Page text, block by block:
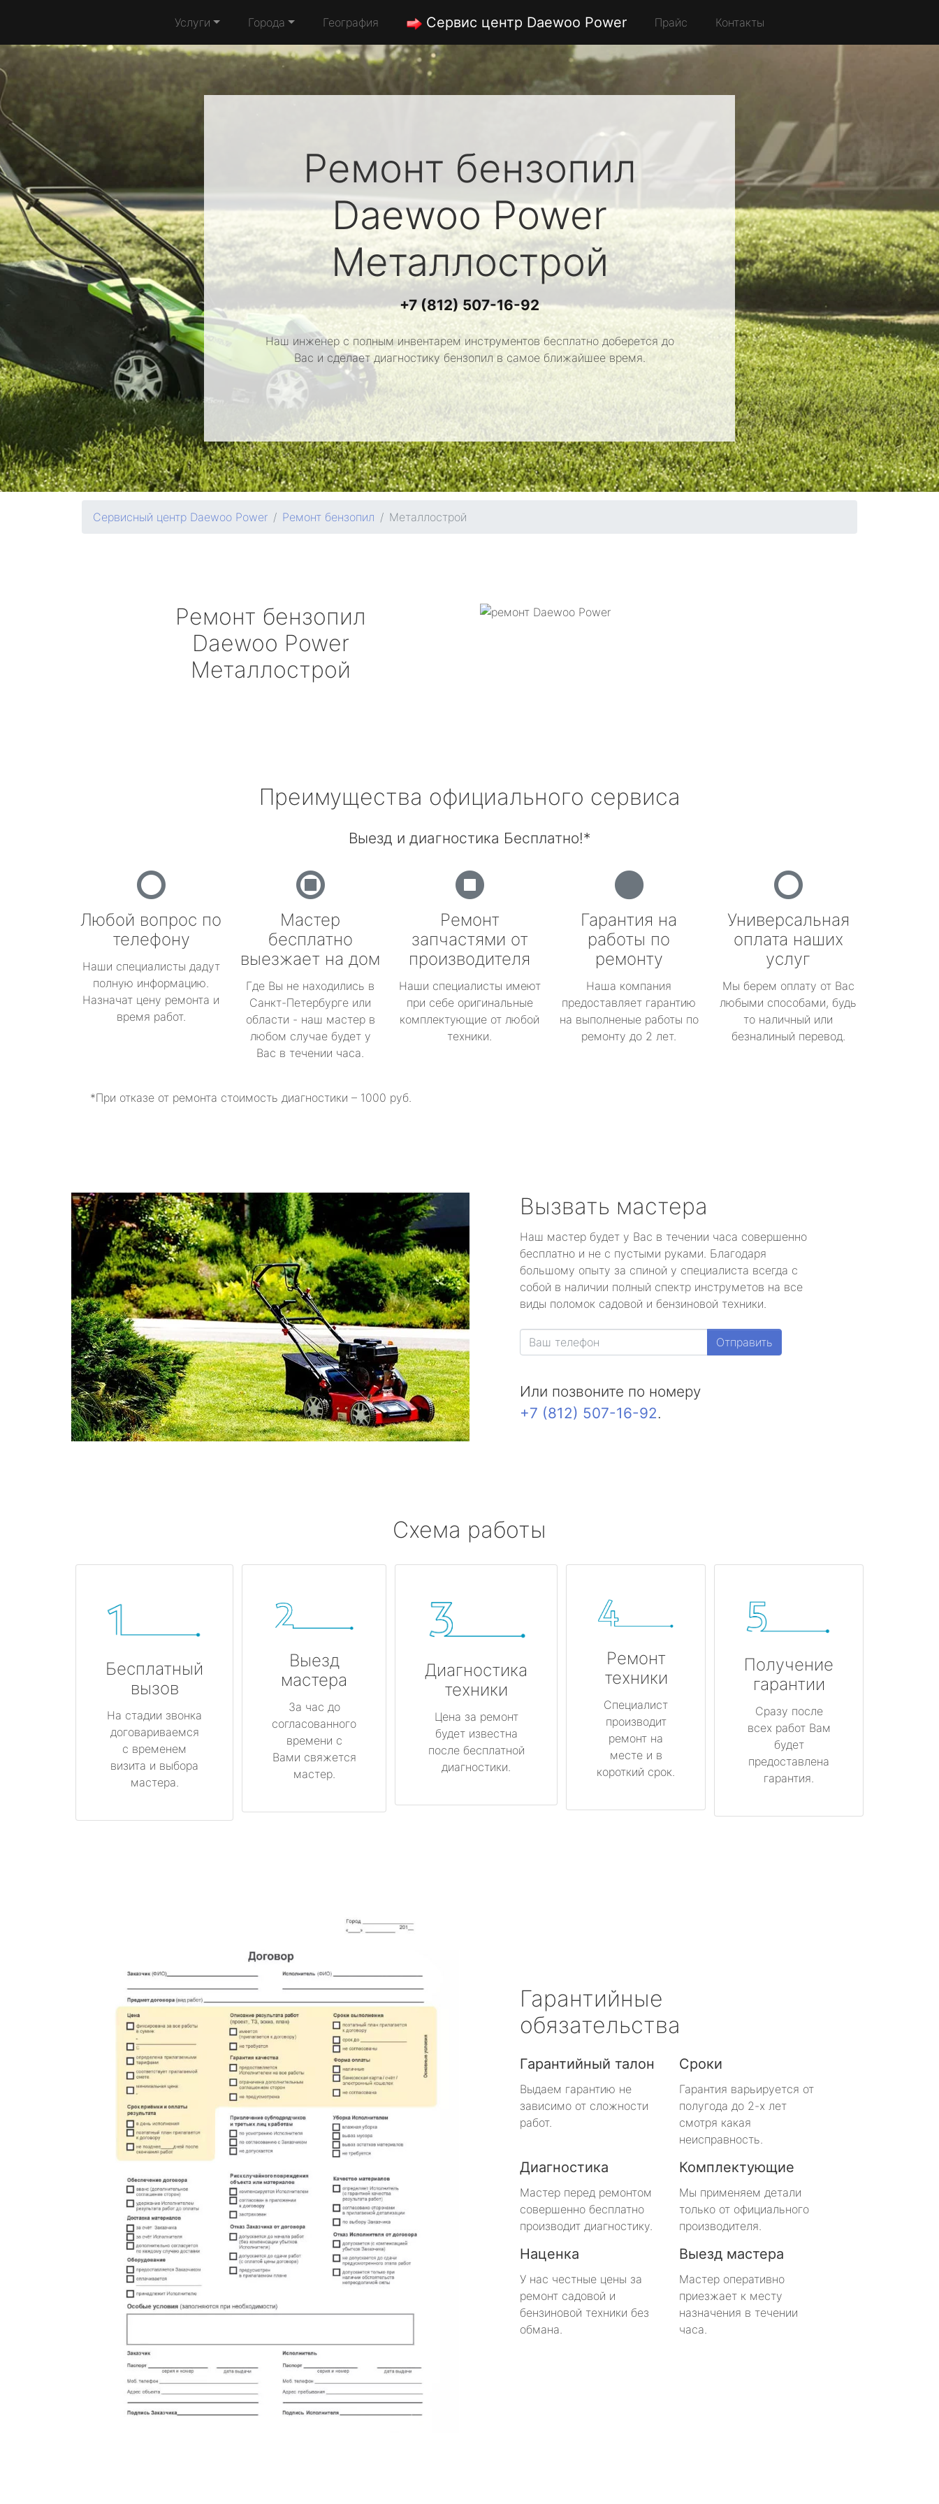
Услуги Города География Сервис центр Daewoo Power Прайс Контакты
Ремонт бензопил
Daewoo Power
Металлострой
+7 (812) 507-16-92
Наш инженер с полным инвентарем инструментов бесплатно доберется до
Вас и сделает диагностику бензопил в самое ближайшее время.
Сервисный центр Daewoo Power Ремонт бензопил Металлострой
Ремонт бензопил
Daewoo Power
Металлострой
Преимущества официального сервиса
Выезд и диагностика Бесплатно!*
Любой вопрос по
телефону
Наши специалисты дадут
полную информацию.
Назначат цену ремонта и
время работ.
Мастер
бесплатно
выезжает на дом
Где Вы не находились в
Санкт-Петербурге или
области - наш мастер в
любом случае будет у
Вас в течении часа.
Ремонт
запчастями от
производителя
Наши специалисты имеют
при себе оригинальные
комплектующие от любой
техники.
Гарантия на
работы по
ремонту
Наша компания
предоставляет гарантию
на выполненые работы по
ремонту до 2 лет.
Универсальная
оплата наших
услуг
Мы берем оплату от Вас
любыми способами, будь
то наличный или
безналиный перевод.
*При отказе от ремонта стоимость диагностики – 1000 руб.
Вызвать мастера
Наш мастер будет у Вас в течении часа совершенно
бесплатно и не с пустыми руками. Благодаря
большому опыту за спиной у специалиста всегда с
собой в наличии полный спектр инструметов на все
виды поломок садовой и бензиновой техники.
Отправить
Или позвоните по номеру
+7 (812) 507-16-92.
Схема работы
Бесплатный
вызов
На стадии звонка
договариваемся
с временем
визита и выбора
мастера.
Выезд
мастера
За час до
согласованного
времени с
Вами свяжется
мастер.
Диагностика
техники
Цена за ремонт
будет известна
после бесплатной
диагностики.
Ремонт
техники
Специалист
производит
ремонт на
месте и в
короткий срок.
Получение
гарантии
Сразу после
всех работ Вам
будет
предоставлена
гарантия.
Гарантийные
обязательства
Гарантийный талон
Выдаем гарантию не
зависимо от сложности
работ.
Сроки
Гарантия варьируется от
полугода до 2-х лет
смотря какая
неисправность.
Диагностика
Мастер перед ремонтом
совершенно бесплатно
производит диагностику.
Комплектующие
Мы применяем детали
только от официального
производителя.
Наценка
У нас честные цены за
ремонт садовой и
бензиновой техники без
обмана.
Выезд мастера
Мастер оперативно
приезжает к месту
назначения в течении
часа.